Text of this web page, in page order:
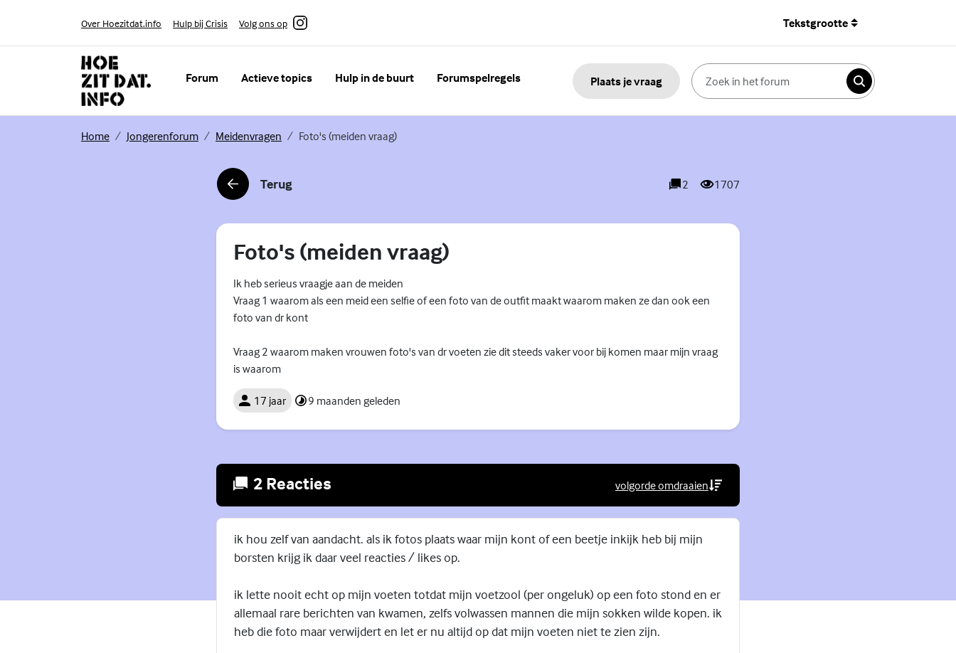
Over Hoezitdat.info Hulp bij Crisis Volg ons op
Instagram Tekstgrootte
Forum Actieve topics Hulp in de buurt Forumspelregels Plaats je vraag
Zoeken
Home(Externe link)
Jongerenforum(Externe link)
Meidenvragen (Externe link)
Foto's (meiden vraag)
Terug
(Externe link) 2
reacties
1707
weergaves
Foto's (meiden vraag)
Ik heb serieus vraagje aan de meiden
Vraag 1 waarom als een meid een selfie of een foto van de outfit maakt waarom maken ze dan ook een
foto van dr kont
Vraag 2 waarom maken vrouwen foto's van dr voeten zie dit steeds vaker voor bij komen maar mijn vraag
is waarom
17 jaar 9 maanden geleden
2 Reacties volgorde omdraaien
(Externe link)
ik hou zelf van aandacht. als ik fotos plaats waar mijn kont of een beetje inkijk heb bij mijn
borsten krijg ik daar veel reacties / likes op.
ik lette nooit echt op mijn voeten totdat mijn voetzool (per ongeluk) op een foto stond en er
allemaal rare berichten van kwamen, zelfs volwassen mannen die mijn sokken wilde kopen. ik
heb die foto maar verwijdert en let er nu altijd op dat mijn voeten niet te zien zijn.